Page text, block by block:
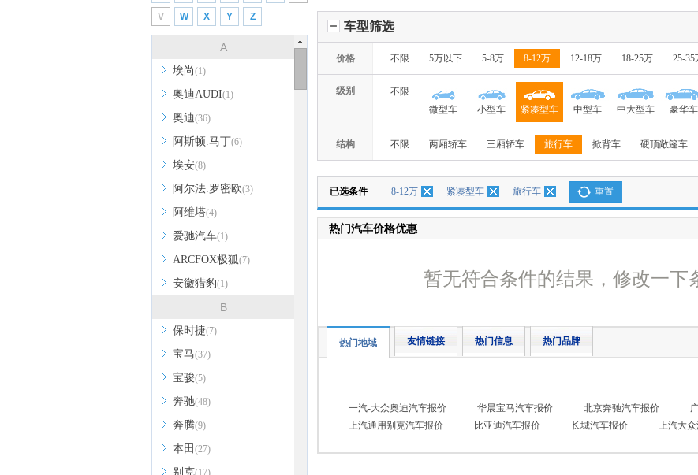
V W X Y Z
A
埃尚(1)
奥迪AUDI(1)
奥迪(36)
阿斯顿.马丁(6)
埃安(8)
阿尔法.罗密欧(3)
阿维塔(4)
爱驰汽车(1)
ARCFOX极狐(7)
安徽猎豹(1)
B
保时捷(7)
宝马(37)
宝骏(5)
奔驰(48)
奔腾(9)
本田 (27)
别克(17)
车型筛选
价格 不限 5万以下 5-8万 8-12万 12-18万 18-25万 25-35
级别
不限
微型车
小型车 紧凑型车 中型车 中大型车 豪华车
结构 不限 两厢轿车 三厢轿车 旅行车 掀背车 硬顶敞篷车
已选条件 8-12万 紧凑型车 旅行车 重置
热门汽车价格优惠
暂无符合条件的结果，修改一下
热门地域 友情链接 热门信息 热门品牌
一汽-大众奥迪汽车报价 华晨宝马汽车报价 北京奔驰汽车报价
上汽通用别克汽车报价
比亚迪汽车报价 长城汽车报价 上汽大